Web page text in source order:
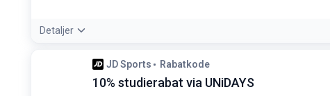
Detaljer
Betingelser:
Tilbuddet er udelukkende gældende for ordrer placeret via appen
JD Sports Rabatkode
10% studierabat via UNiDAYS